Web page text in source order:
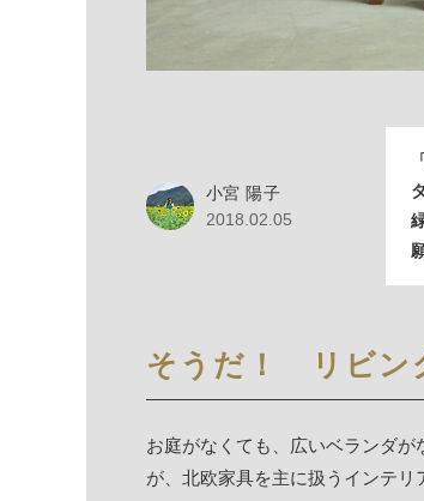
小宮 陽子
2018.02.05
そうだ！ リビン
お庭がなくても、広いベランダ
が、北欧家具を主に扱うインテリ